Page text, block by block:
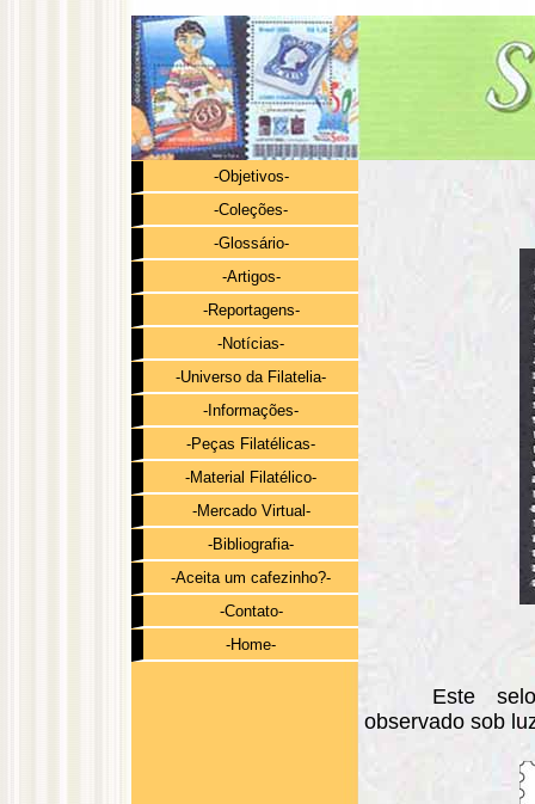
-Objetivos-
-Coleções-
-Glossário-
-Artigos-
-Reportagens-
-Notícias-
-Universo da Filatelia-
-Informações-
-Peças Filatélicas-
-Material Filatélico-
-Mercado Virtual-
-Bibliografia-
-Aceita um cafezinho?-
-Contato-
-Home-
Este
observado sob